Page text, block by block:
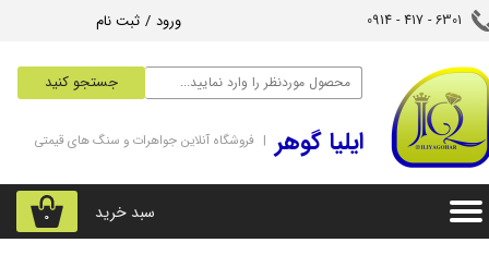
جستجو کنید
ورود / ثبت نام
تغییر گذر واژه
سفارشات
خروج از حساب کاربری
6301 - 417 - 0914​​​​​​​
۰ سبد خرید
‌ایلیا گوهر | فروشگاه آنلاین جواهرات و سنگ های قیمتی